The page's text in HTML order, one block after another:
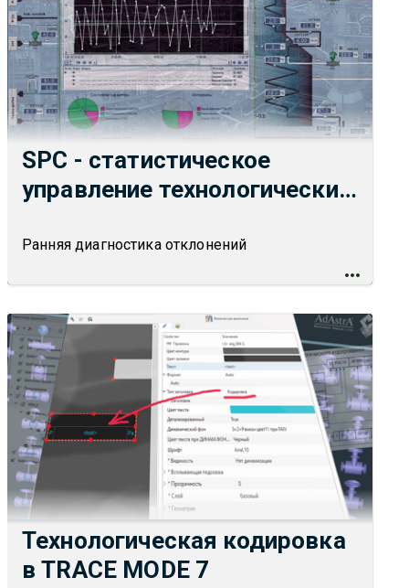
SPC - статистическое
управление технологическим
MODE 7
Ранняя диагностика отклонений
Технологическая кодировка
в TRACE MODE 7